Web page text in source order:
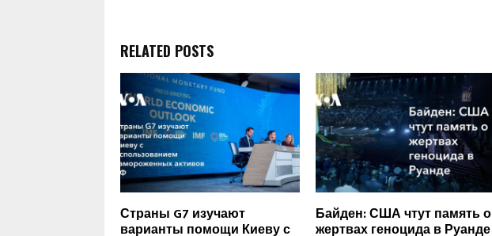
RELATED POSTS
Страны G7 изучают
варианты помощи Киеву с
Байден: США чтут память о
жертвах геноцида в Руанде